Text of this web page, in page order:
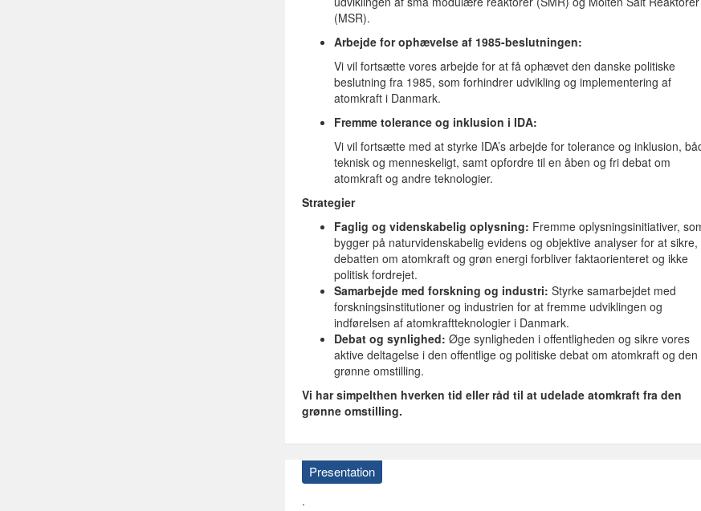
(MSR).
Arbejde for ophævelse af 1985-beslutningen:
Vi vil fortsætte vores arbejde for at få ophævet den danske politiske
beslutning fra 1985, som forhindrer udvikling og implementering af
atomkraft i Danmark.
Fremme tolerance og inklusion i IDA:
Vi vil fortsætte med at styrke IDA’s arbejde for tolerance og inklusion,
teknisk og menneskeligt, samt opfordre til en åben og fri debat om
atomkraft og andre teknologier.
Strategier
Faglig og videnskabelig oplysning: Fremme oplysningsinitiativer,
bygger på naturvidenskabelig evidens og objektive analyser for at sikre,
debatten om atomkraft og grøn energi forbliver faktaorienteret og ikke
politisk fordrejet.
Samarbejde med forskning og industri: Styrke samarbejdet med
forskningsinstitutioner og industrien for at fremme udviklingen og
indførelsen af atomkraftteknologier i Danmark.
Debat og synlighed: Øge synligheden i offentligheden og sikre vores
aktive deltagelse i den offentlige og politiske debat om atomkraft og den
grønne omstilling.
Vi har simpelthen hverken tid eller råd til at udelade atomkraft fra den
grønne omstilling.
Presentation
.